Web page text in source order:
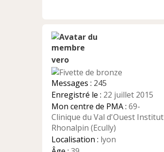
vero
Messages : 245
Enregistré le : 22 juillet 2015
Mon centre de PMA : 69-
Clinique du Val d'Ouest Institut
Rhonalpin (Ecully)
Localisation : lyon